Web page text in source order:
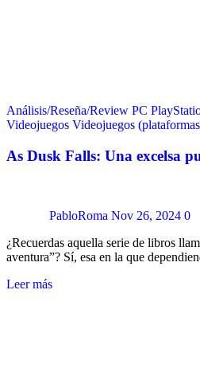
Análisis/Reseña/Review PC
Videojuegos Videojuegos
As Dusk Falls: Una excelsa
PabloRoma Nov 26, 2024 0
¿Recuerdas aquella serie de libros
aventura”? Sí, esa en la que
Leer más